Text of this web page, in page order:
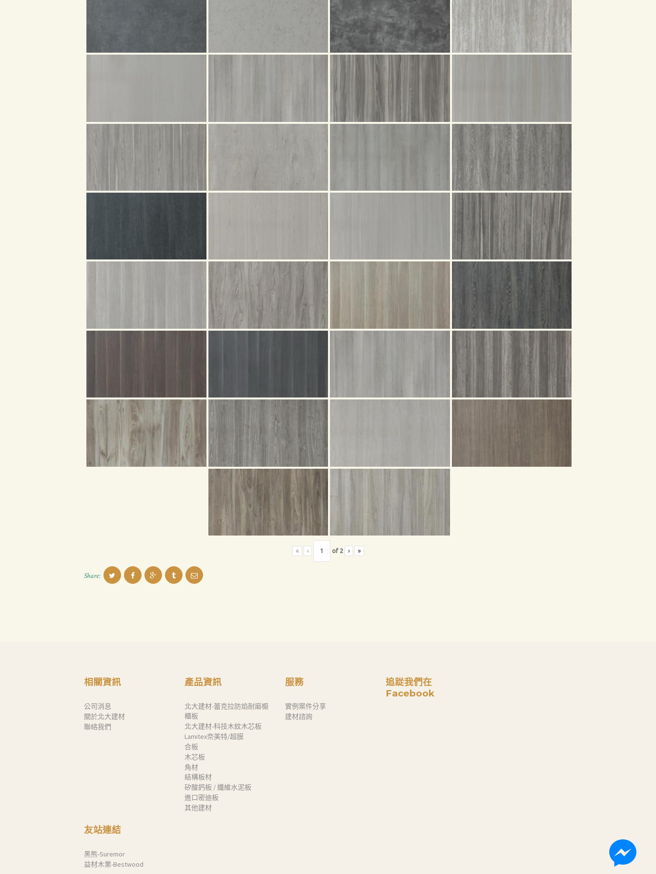
« ‹ of 2 › »
Share:
相關資訊
公司消息
關於北大建材
聯絡我們
產品資訊
北大建材-蕾克拉防焰耐磨櫥
櫃板
北大建材-科技木紋木芯板
Lamitex奈美特/超膜
合板
木芯板
角材
結構板材
矽酸鈣板 / 纖維水泥板
進口密迪板
其他建材
服務
實例案件分享
建材諮詢
追踨我們在
Facebook
友站連結
黑熊-Suremor
益材木業-Bestwood